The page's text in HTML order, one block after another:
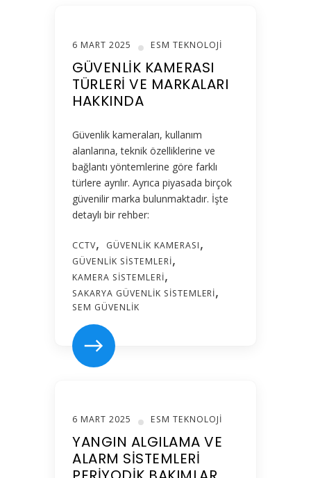
6 MART 2025 ESM TEKNOLOJI
GÜVENLIK KAMERASI
TÜRLERI VE MARKALARI
HAKKINDA
Güvenlik kameraları, kullanım
alanlarına, teknik özelliklerine ve
bağlantı yöntemlerine göre farklı
türlere ayrılır. Ayrıca piyasada birçok
güvenilir marka bulunmaktadır. İşte
detaylı bir rehber:
CCTV
GÜVENLIK KAMERASI
GÜVENLIK SISTEMLERI
KAMERA SISTEMLERI
SAKARYA GÜVENLIK SISTEMLERI
SEM GÜVENLIK
6 MART 2025 ESM TEKNOLOJI
YANGIN ALGILAMA VE
ALARM SISTEMLERI